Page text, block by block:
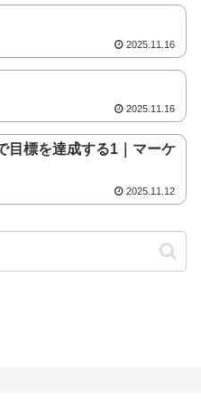
2025.11.16
2025.11.16
目標を達成する1｜マーケ
2025.11.12